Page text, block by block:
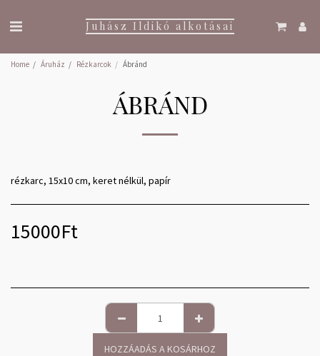
Juhász Ildikó alkotásai
Home Áruház Rézkarcok Ábránd
ÁBRÁND
rézkarc, 15x10 cm, keret nélkül, papír
15000Ft
HOZZÁADÁS A KOSÁRHOZ